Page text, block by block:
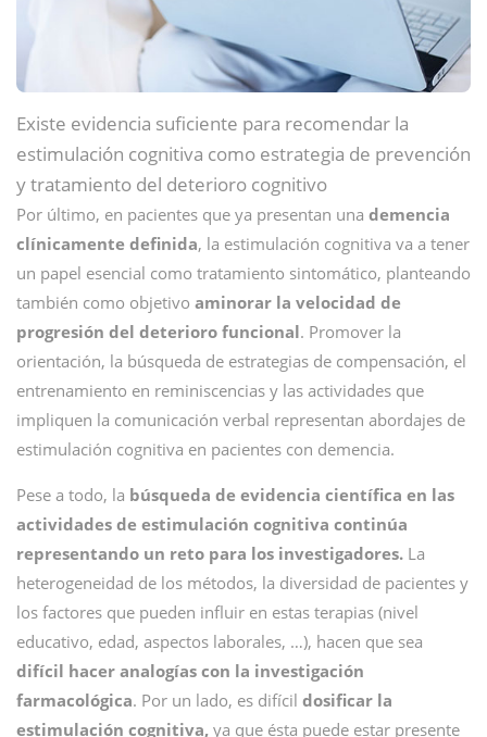
Existe evidencia suficiente para recomendar la
estimulación cognitiva como estrategia de prevención
y tratamiento del deterioro cognitivo
Por último, en pacientes que ya presentan una demencia
clínicamente definida, la estimulación cognitiva va a tener
un papel esencial como tratamiento sintomático, planteando
también como objetivo aminorar la velocidad de
progresión del deterioro funcional. Promover la
orientación, la búsqueda de estrategias de compensación, el
entrenamiento en reminiscencias y las actividades que
impliquen la comunicación verbal representan abordajes de
estimulación cognitiva en pacientes con demencia.
Pese a todo, la búsqueda de evidencia científica en las
actividades de estimulación cognitiva continúa
representando un reto para los investigadores. La
heterogeneidad de los métodos, la diversidad de pacientes y
los factores que pueden influir en estas terapias (nivel
educativo, edad, aspectos laborales, …), hacen que sea
difícil hacer analogías con la investigación
farmacológica. Por un lado, es difícil dosificar la
estimulación cognitiva, ya que ésta puede estar presente